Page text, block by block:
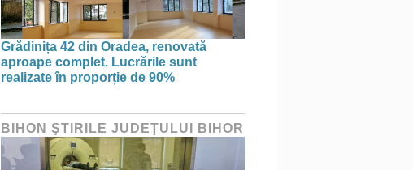
Grădinița 42 din Oradea, renovată
aproape complet. Lucrările sunt
realizate în proporție de 90%
BIHON ŞTIRILE JUDEŢULUI BIHOR